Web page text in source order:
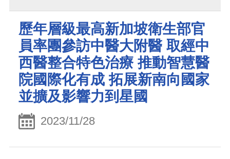
歷年層級最高新加坡衛生部官
員率團參訪中醫大附醫 取經中
西醫整合特色治療 推動智慧醫
院國際化有成 拓展新南向國家
並擴及影響力到星國
2023/11/28